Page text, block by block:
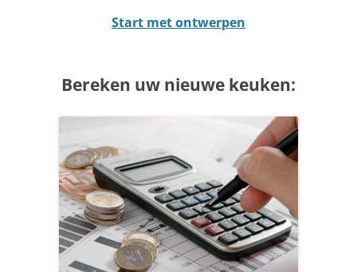
Start met ontwerpen
Bereken uw nieuwe keuken: